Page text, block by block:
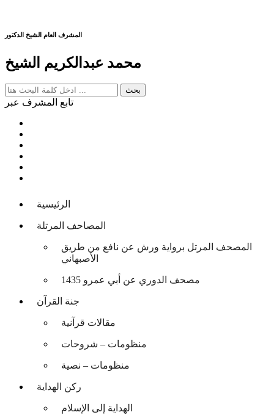
المشرف العام الشيخ الدكتور
محمد عبدالكريم الشيخ
تابع المشرف عبر
الرئيسية
المصاحف المرتلة
المصحف المرتل برواية ورش عن نافع من طريق
الأصبهاني
مصحف الدوري عن أبي عمرو 1435
جنة القرآن
مقالات قرآنية
منظومات – شروحات
منظومات – نصية
ركن الهداية
الهداية إلى الإسلام